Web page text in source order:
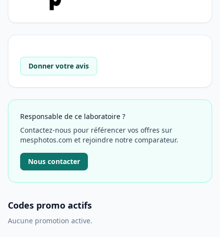
Donner votre avis
Responsable de ce laboratoire ?
Contactez-nous pour référencer vos offres sur
mesphotos.com et rejoindre notre comparateur.
Nous contacter
Codes promo actifs
Aucune promotion active.